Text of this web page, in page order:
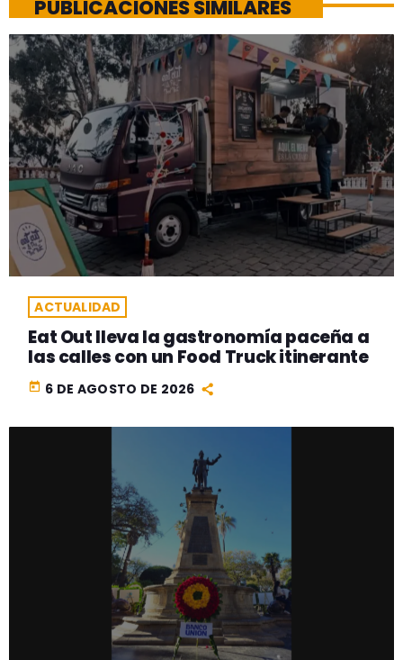
PUBLICACIONES SIMILARES
ACTUALIDAD
Eat Out lleva la gastronomía paceña a
las calles con un Food Truck itinerante
today 6 DE AGOSTO DE 2026